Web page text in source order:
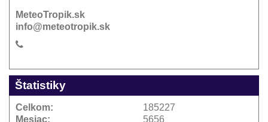
MeteoTropik.sk
info@meteotropik.sk
Štatistiky
Celkom:
185227
Mesiac:
5656